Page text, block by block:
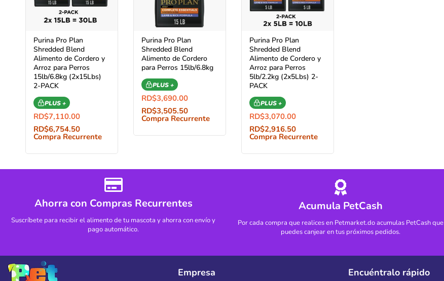
Purina Pro Plan
Shredded Blend
Alimento de Cordero y
Arroz para Perros
15lb/6.8kg (2x15Lbs)
2-PACK
PLUS +
RD$7,110.00
RD$6,754.50
Compra Recurrente
Purina Pro Plan
Shredded Blend
Alimento de Cordero
para Perros 15lb/6.8kg
PLUS +
RD$3,690.00
RD$3,505.50
Compra Recurrente
Purina Pro Plan
Shredded Blend
Alimento de Cordero y
Arroz para Perros
5lb/2.2kg (2x5Lbs) 2-
PACK
PLUS +
RD$3,070.00
RD$2,916.50
Compra Recurrente
Ahorra con Compras Recurrentes
Suscríbete para recibir el alimento de tu mascota y ahorra con envío y
pago automático.
Acumula PetCash
Por cada compra que realices en Petmarket.do acumulas PetCash que
puedes canjear en tus próximos pedidos.
Empresa Encuéntralo rápido